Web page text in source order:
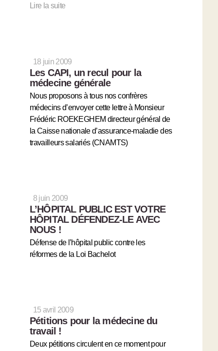
Lire la suite
18 juin 2009
Les CAPI, un recul pour la
médecine générale
Nous proposons à tous nos confrères
médecins d’envoyer cette lettre à Monsieur
Frédéric ROEKEGHEM directeur général de
la Caisse nationale d’assurance-maladie des
travailleurs salariés (CNAMTS)
8 juin 2009
L’HÔPITAL PUBLIC EST VOTRE
HÔPITAL DÉFENDEZ-LE AVEC
NOUS !
Défense de l’hôpital public contre les
réformes de la Loi Bachelot
15 avril 2009
Pétitions pour la médecine du
travail !
Deux pétitions circulent en ce moment pour